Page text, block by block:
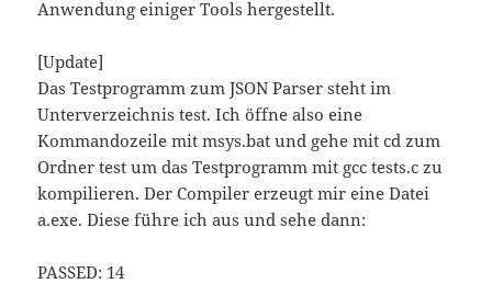
Anwendung einiger Tools hergestellt.
[Update]
Das Testprogramm zum JSON Parser steht im
Unterverzeichnis test. Ich öffne also eine
Kommandozeile mit msys.bat und gehe mit cd zum
Ordner test um das Testprogramm mit gcc tests.c zu
kompilieren. Der Compiler erzeugt mir eine Datei
a.exe. Diese führe ich aus und sehe dann:
PASSED: 14